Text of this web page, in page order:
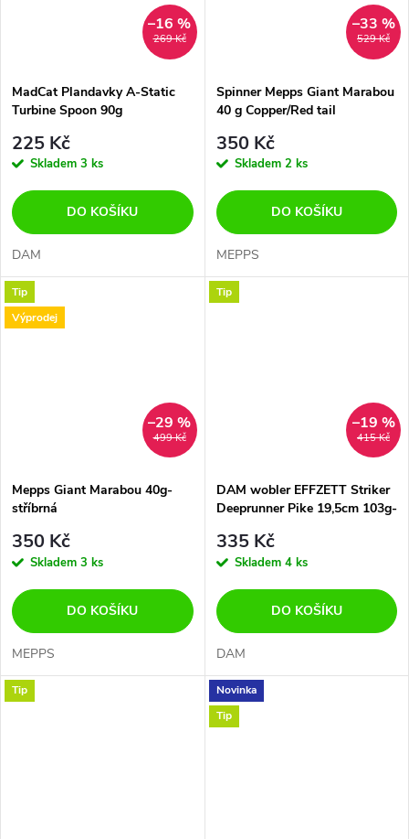
269 Kč
–16 %
MadCat Plandavky A-Static
Turbine Spoon 90g
225 Kč
Skladem 3 ks
DO KOŠÍKU
DAM
529 Kč
–33 %
Spinner Mepps Giant Marabou
40 g Copper/Red tail
350 Kč
Skladem 2 ks
DO KOŠÍKU
MEPPS
Tip
Výprodej
499 Kč
–29 %
Mepps Giant Marabou 40g-
stříbrná
350 Kč
Skladem 3 ks
DO KOŠÍKU
MEPPS
Tip
415 Kč
–19 %
DAM wobler EFFZETT Striker
Deeprunner Pike 19,5cm 103g-
335 Kč
Skladem 4 ks
DO KOŠÍKU
DAM
Tip
Novinka
Tip